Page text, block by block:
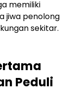
memiliki
jiwa penolong
sekitar.
Peduli